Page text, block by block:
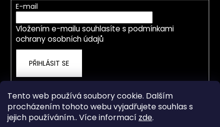
Tento web používá soubory cookie. Dalším
procházením tohoto webu vyjadřujete souhlas s
jejich používáním.. Více informací zde.
E-mail
Vložením e-mailu souhlasíte s podmínkami
ochrany osobních údajů
PŘIHLÁSIT SE